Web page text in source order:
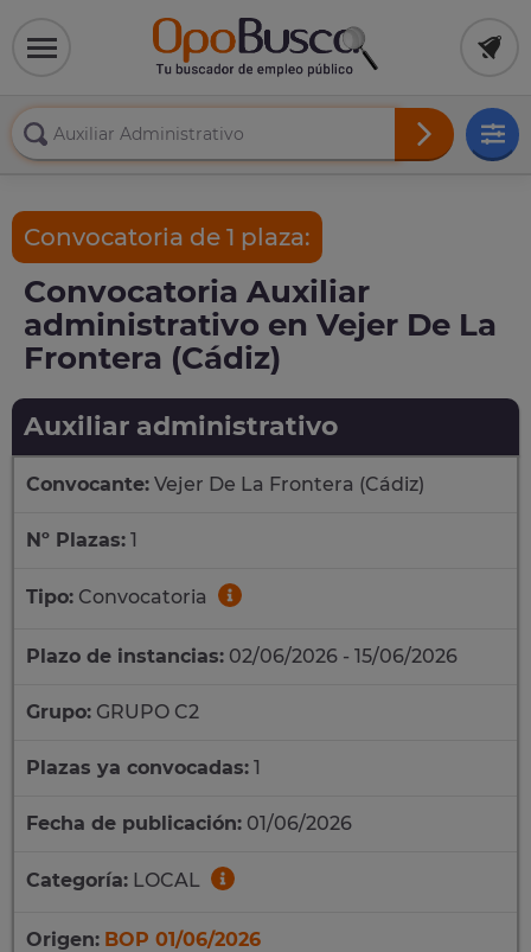
Convocatoria de 1 plaza:
Convocatoria Auxiliar
administrativo en Vejer De La
Frontera (Cádiz)
Auxiliar administrativo
Convocante: Vejer De La Frontera (Cádiz)
Nº Plazas: 1
Tipo: Convocatoria
Plazo de instancias: 02/06/2026 - 15/06/2026
Grupo: GRUPO C2
Plazas ya convocadas: 1
Fecha de publicación: 01/06/2026
Categoría: LOCAL
Origen: BOP 01/06/2026